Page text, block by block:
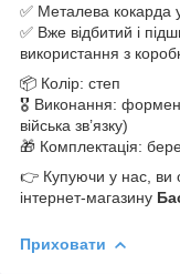
✅ Металева кокарда
✅ Вже відбитий і
використання з
📦 Колір: степ
🎖 Виконання:
війська зв’язку)
🎁 Комплектація:
👉 Купуючи у нас, ви
інтернет-магазину
Приховати